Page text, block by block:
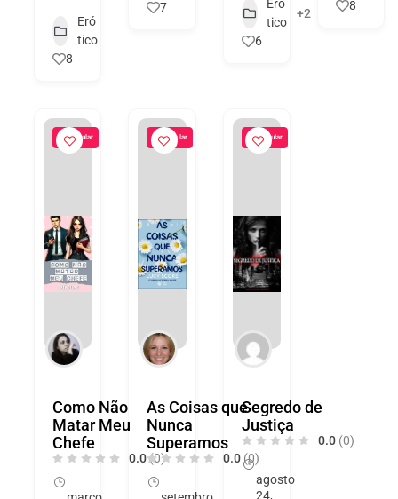
Eró
tico
8
7
Eró
tico
+2
6
8
Popular
Como Não
Matar Meu
Chefe
0.0(0)
Popular
As Coisas que
Nunca
Superamos
0.0 (0)
Popular
Segredo de
Justiça
0.0 (0)
agosto
24,